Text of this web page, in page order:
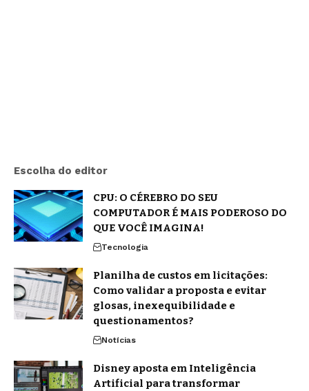
Escolha do editor
CPU: O CÉREBRO DO SEU
COMPUTADOR É MAIS PODEROSO DO
QUE VOCÊ IMAGINA!
Tecnologia
Planilha de custos em licitações:
Como validar a proposta e evitar
glosas, inexequibilidade e
questionamentos?
Notícias
Disney aposta em Inteligência
Artificial para transformar